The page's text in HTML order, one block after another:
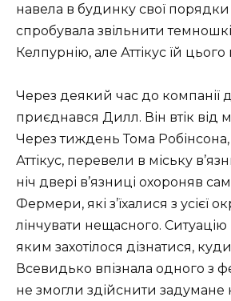
навела в будинку свої порядки
спробувала звільнити
Келпурнію, але Аттікус їй
Через деякий час до компанії
приєднався Дилл. Він втік від
Через тиждень Тома
Аттікус, перевели в міську
ніч двері в’язниці охороняв сам
Фермери, які з’їхалися з усієї
лінчувати нещасного. Ситуацію
яким захотілося дізнатися,
Всевидько впізнала одного з
не змогли здійснити задумане